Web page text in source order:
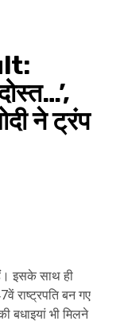
ने ट्रंप
इसके साथ ही
राष्‍ट्रपति बन गए
बधाइयां भी मिलने